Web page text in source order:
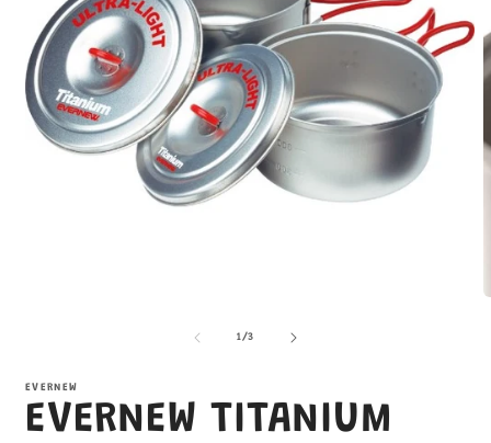
窗
中
開
1//3
EVERNEW
EVERNEW TITANIUM